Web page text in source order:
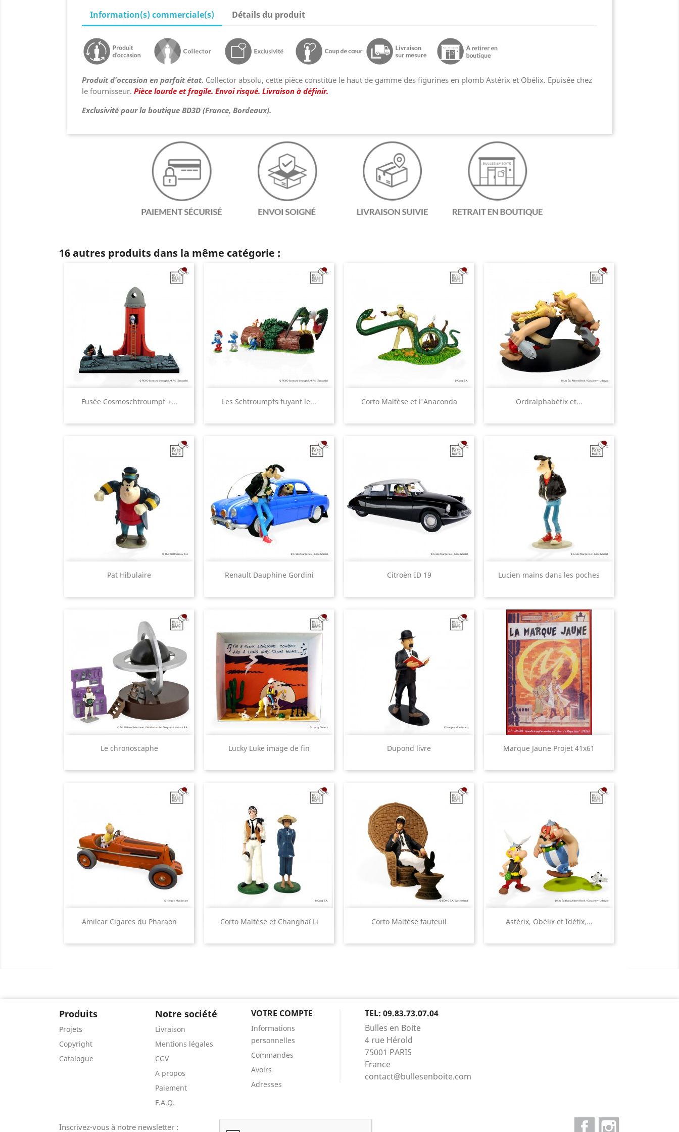
Information(s) commerciale(s) Détails du produit
Produit d'occasion en parfait état. Collector absolu, cette pièce constitue le haut de gamme des figurines en plomb Astérix et Obélix. Epuisée chez
le fournisseur. Pièce lourde et fragile. Envoi risqué. Livraison à définir.
Exclusivité pour la boutique BD3D (France, Bordeaux).
16 autres produits dans la même catégorie :
Fusée Cosmoschtroumpf +...
Aperçu rapide Les Schtroumpfs fuyant le...
Aperçu rapide Corto Maltèse et l'Anaconda
Aperçu rapide Ordralphabétix et...
Aperçu rapide
Pat Hibulaire
Aperçu rapide Renault Dauphine Gordini
Aperçu rapide Citroën ID 19
Aperçu rapide Lucien mains dans les poches
Aperçu rapide
Le chronoscaphe
Aperçu rapide Lucky Luke image de fin
Aperçu rapide Dupond livre
Aperçu rapide Marque Jaune Projet 41x61
Aperçu rapide
Amilcar Cigares du Pharaon
Aperçu rapide Corto Maltèse et Changhaï Li
Aperçu rapide Corto Maltèse fauteuil
Aperçu rapide Astérix, Obélix et Idéfix,...
Aperçu rapide
Produits
Projets
Copyright
Catalogue
Notre société
Livraison
Mentions légales
CGV
A propos
Paiement
F.A.Q.
VOTRE COMPTE
Informations
personnelles
Commandes
Avoirs
Adresses
TEL: 09.83.73.07.04
Bulles en Boite
4 rue Hérold
75001 PARIS
France
contact@bullesenboite.com
Inscrivez-vous à notre newsletter : Facebook